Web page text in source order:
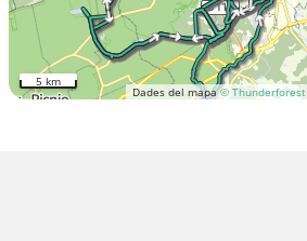
Dades del mapa© Thunderforest
5 km